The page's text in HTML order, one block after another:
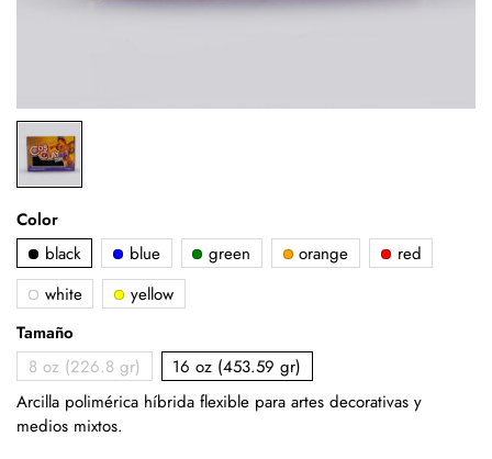
Color
black
blue green orange
red
white
yellow
Tamaño
8 oz (226.8 gr)
16 oz (453.59 gr)
Arcilla polimérica híbrida flexible para artes decorativas y
medios mixtos.